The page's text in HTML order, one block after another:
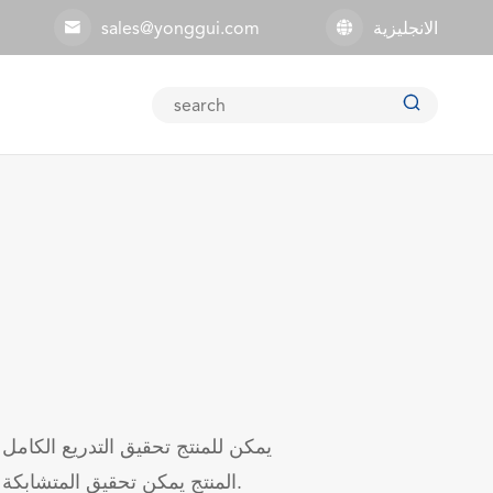
 sales@yonggui.com  الانجليزية

يمكن للمنتج تحقيق التدريع
المنتج يمكن تحقيق المتشابكة الثانوية وفتح.